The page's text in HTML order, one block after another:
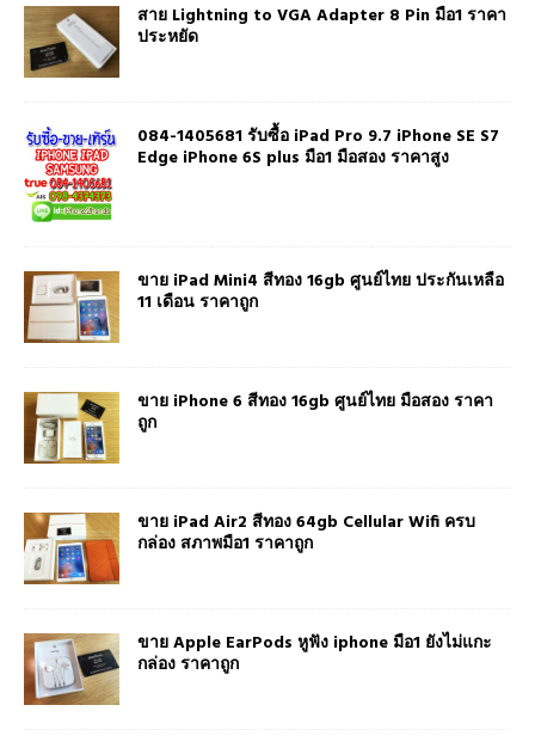
สาย Lightning to VGA Adapter 8 Pin มือ1 ราคา
ประหยัด
084-1405681 รับซื้อ iPad Pro 9.7 iPhone SE S7
Edge iPhone 6S plus มือ1 มือสอง ราคาสูง
ขาย iPad Mini4 สีทอง 16gb ศูนย์ไทย ประกันเหลือ
11 เดือน ราคาถูก
ขาย iPhone 6 สีทอง 16gb ศูนย์ไทย มือสอง ราคา
ถูก
ขาย iPad Air2 สีทอง 64gb Cellular Wifi ครบ
กล่อง สภาพมือ1 ราคาถูก
ขาย Apple EarPods หูฟัง iphone มือ1 ยังไม่แกะ
กล่อง ราคาถูก